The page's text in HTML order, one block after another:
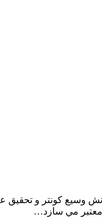
وسيع كونتر و تحقيق
معتبر مي سازد…